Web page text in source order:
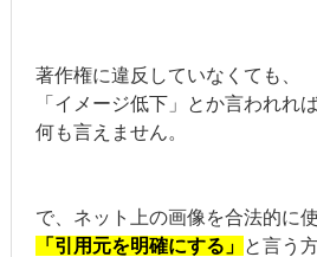
著作権に違反していなくても、
「イメージ低下」とか言われれ
何も言えません。
で、ネット上の画像を合法的に
「引用元を明確にする」 と言う